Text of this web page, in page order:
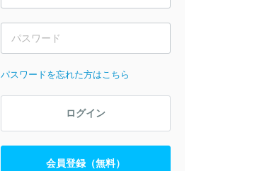
パスワードを忘れた方はこちら
ログイン
会員登録（無料）